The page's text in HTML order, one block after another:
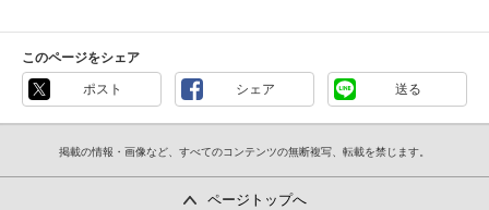
このページをシェア
ポスト シェア 送る
掲載の情報・画像など、すべてのコンテンツの無断複写、転載を禁じます。
ページトップへ